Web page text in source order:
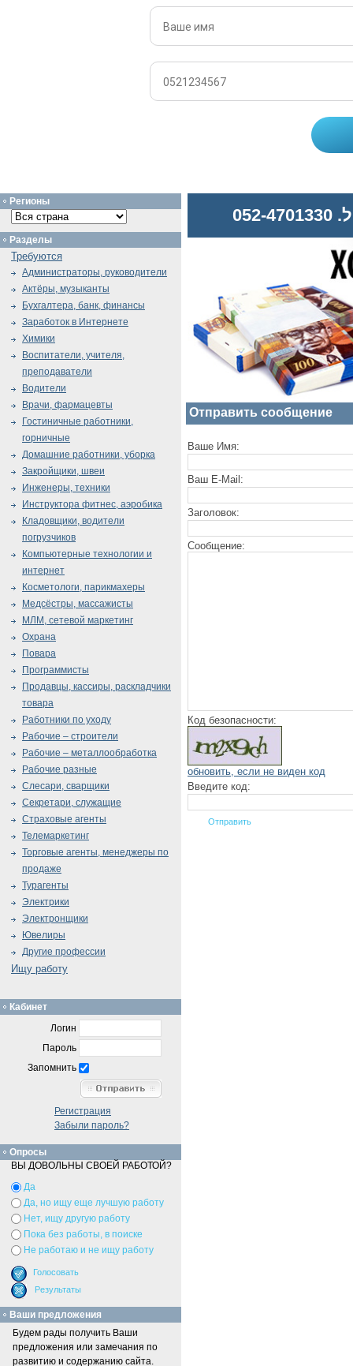
Отправить сообщение
Ваше Имя:
Ваш E-Mail:
Заголовок:
Сообщение:
Код безопасности:
обновить, если не виден код
Введите код:
Регионы
Разделы
Требуются
Администраторы, руководители
Актёры, музыканты
Бухгалтера, банк, финансы
Заработок в Интернете
Химики
Воспитатели, учителя,
преподаватели
Водители
Врачи, фармацевты
Гостиничные работники,
горничные
Домашние работники, уборка
Закройщики, швеи
Инженеры, техники
Инструктора фитнес, аэробика
Кладовщики, водители
погрузчиков
Компьютерные технологии и
интернет
Косметологи, парикмахеры
Медсёстры, массажисты
МЛМ, сетевой маркетинг
Охрана
Повара
Программисты
Продавцы, кассиры, раскладчики
товара
Работники по уходу
Рабочие – строители
Рабочие – металлообработка
Рабочие разные
Слесари, сварщики
Секретари, служащие
Страховые агенты
Телемаркетинг
Торговые агенты, менеджеры по
продаже
Турагенты
Электрики
Электронщики
Ювелиры
Другие профессии
Ищу работу
Кабинет
Логин
Пароль
Запомнить
Регистрация
Забыли пароль?
Опросы
ВЫ ДОВОЛЬНЫ СВОЕЙ РАБОТОЙ?
Да
Да, но ищу еще лучшую работу
Нет, ищу другую работу
Пока без работы, в поиске
Не работаю и не ищу работу
Ваши предложения
Будем рады получить Ваши
предложения или замечания по
развитию и содержанию сайта.